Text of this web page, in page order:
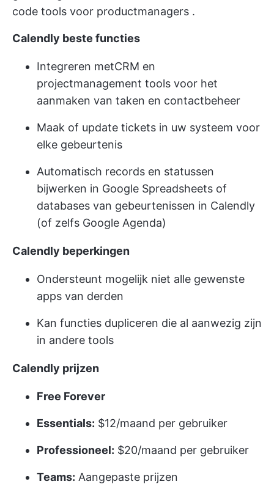
code tools voor productmanagers .
Calendly beste functies
Integreren metCRM en
projectmanagement tools voor het
aanmaken van taken en contactbeheer
Maak of update tickets in uw systeem voor
elke gebeurtenis
Automatisch records en statussen
bijwerken in Google Spreadsheets of
databases van gebeurtenissen in Calendly
(of zelfs Google Agenda)
Calendly beperkingen
Ondersteunt mogelijk niet alle gewenste
apps van derden
Kan functies dupliceren die al aanwezig zijn
in andere tools
Calendly prijzen
Free Forever
Essentials: $12/maand per gebruiker
Professioneel: $20/maand per gebruiker
Teams: Aangepaste prijzen